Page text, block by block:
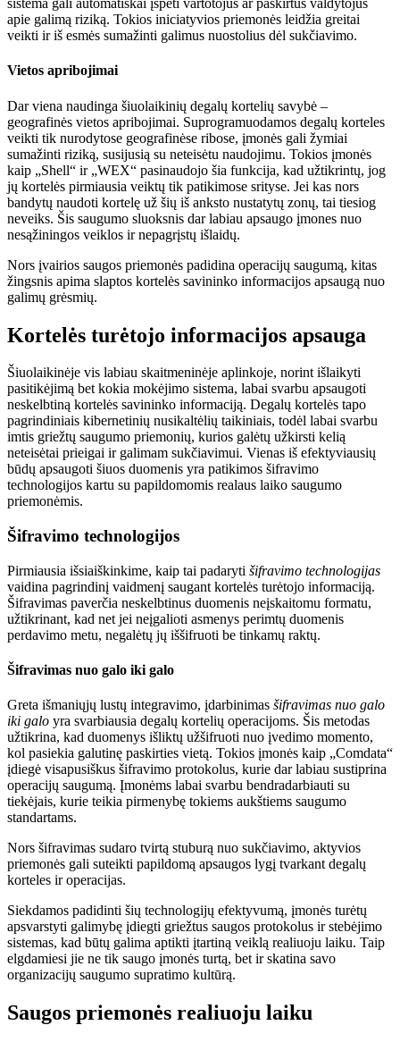
sistema gali automatiškai įspėti vartotojus ar paskirtus valdytojus
apie galimą riziką. Tokios iniciatyvios priemonės leidžia greitai
veikti ir iš esmės sumažinti galimus nuostolius dėl sukčiavimo.
Vietos apribojimai
Dar viena naudinga šiuolaikinių degalų kortelių savybė –
geografinės vietos apribojimai. Suprogramuodamos degalų korteles
veikti tik nurodytose geografinėse ribose, įmonės gali žymiai
sumažinti riziką, susijusią su neteisėtu naudojimu. Tokios įmonės
kaip „Shell“ ir „WEX“ pasinaudojo šia funkcija, kad užtikrintų, jog
jų kortelės pirmiausia veiktų tik patikimose srityse. Jei kas nors
bandytų naudoti kortelę už šių iš anksto nustatytų zonų, tai tiesiog
neveiks. Šis saugumo sluoksnis dar labiau apsaugo įmones nuo
nesąžiningos veiklos ir nepagrįstų išlaidų.
Nors įvairios saugos priemonės padidina operacijų saugumą, kitas
žingsnis apima slaptos kortelės savininko informacijos apsaugą nuo
galimų grėsmių.
Kortelės turėtojo informacijos apsauga
Šiuolaikinėje vis labiau skaitmeninėje aplinkoje, norint išlaikyti
pasitikėjimą bet kokia mokėjimo sistema, labai svarbu apsaugoti
neskelbtiną kortelės savininko informaciją. Degalų kortelės tapo
pagrindiniais kibernetinių nusikaltėlių taikiniais, todėl labai svarbu
imtis griežtų saugumo priemonių, kurios galėtų užkirsti kelią
neteisėtai prieigai ir galimam sukčiavimui. Vienas iš efektyviausių
būdų apsaugoti šiuos duomenis yra patikimos šifravimo
technologijos kartu su papildomomis realaus laiko saugumo
priemonėmis.
Šifravimo technologijos
Pirmiausia išsiaiškinkime, kaip tai padaryti šifravimo technologijas
vaidina pagrindinį vaidmenį saugant kortelės turėtojo informaciją.
Šifravimas paverčia neskelbtinus duomenis neįskaitomu formatu,
užtikrinant, kad net jei neįgalioti asmenys perimtų duomenis
perdavimo metu, negalėtų jų iššifruoti be tinkamų raktų.
Šifravimas nuo galo iki galo
Greta išmaniųjų lustų integravimo, įdarbinimas šifravimas nuo galo
iki galo yra svarbiausia degalų kortelių operacijoms. Šis metodas
užtikrina, kad duomenys išliktų užšifruoti nuo įvedimo momento,
kol pasiekia galutinę paskirties vietą. Tokios įmonės kaip „Comdata“
įdiegė visapusiškus šifravimo protokolus, kurie dar labiau sustiprina
operacijų saugumą. Įmonėms labai svarbu bendradarbiauti su
tiekėjais, kurie teikia pirmenybę tokiems aukštiems saugumo
standartams.
Nors šifravimas sudaro tvirtą stuburą nuo sukčiavimo, aktyvios
priemonės gali suteikti papildomą apsaugos lygį tvarkant degalų
korteles ir operacijas.
Siekdamos padidinti šių technologijų efektyvumą, įmonės turėtų
apsvarstyti galimybę įdiegti griežtus saugos protokolus ir stebėjimo
sistemas, kad būtų galima aptikti įtartiną veiklą realiuoju laiku. Taip
elgdamiesi jie ne tik saugo įmonės turtą, bet ir skatina savo
organizacijų saugumo supratimo kultūrą.
Saugos priemonės realiuoju laiku